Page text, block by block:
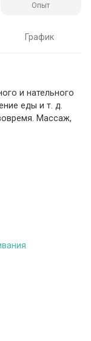
Опыт
График
и нательного
еды и т. д.
Массаж,